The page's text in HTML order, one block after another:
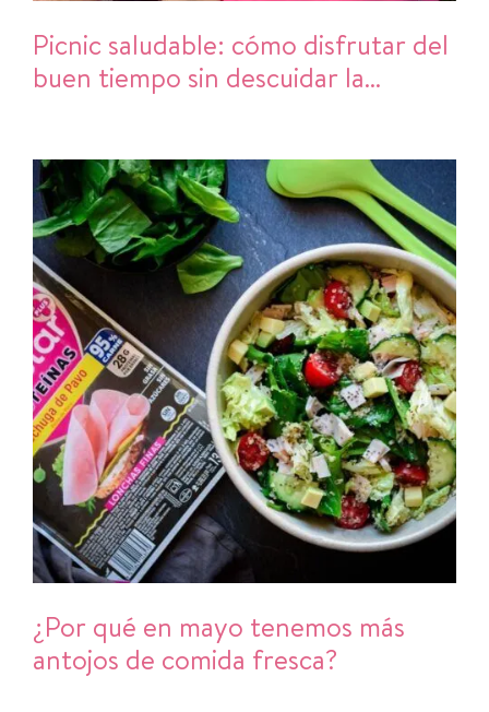
Picnic saludable: cómo disfrutar del
buen tiempo sin descuidar la
¿Por qué en mayo tenemos más
antojos de comida fresca?